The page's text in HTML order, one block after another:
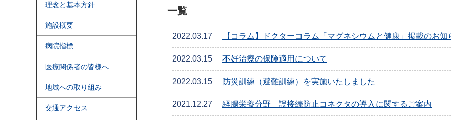
理念と基本方針
施設概要
病院指標
医療関係者の皆様へ
地域への取り組み
交通アクセス
一覧
2022.03.17 【コラム】ドクターコラム「マグネシウムと健康」掲載のお知
2022.03.15 不妊治療の保険適用について
2022.03.15 防災訓練（避難訓練）を実施いたしました
2021.12.27 経腸栄養分野 誤接続防止コネクタの導入に関するご案内